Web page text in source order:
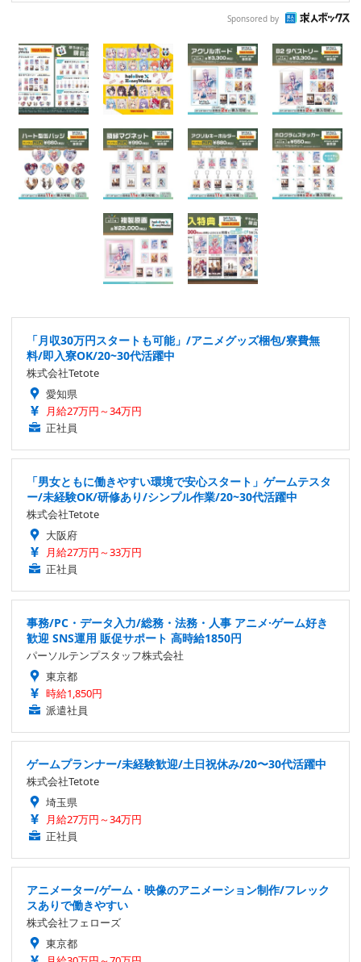
Sponsored by
「月収30万円スタートも可能」/アニメグッズ梱包/寮費無
料/即入寮OK/20~30代活躍中
株式会社Tetote
愛知県
月給27万円～34万円
正社員
「男女ともに働きやすい環境で安心スタート」ゲームテスタ
ー/未経験OK/研修あり/シンプル作業/20~30代活躍中
株式会社Tetote
大阪府
月給27万円～33万円
正社員
事務/PC・データ入力/総務・法務・人事 アニメ·ゲーム好き
歓迎 SNS運用 販促サポート 高時給1850円
パーソルテンプスタッフ株式会社
東京都
時給1,850円
派遣社員
ゲームプランナー/未経験歓迎/土日祝休み/20〜30代活躍中
株式会社Tetote
埼玉県
月給27万円～34万円
正社員
アニメーター/ゲーム・映像のアニメーション制作/フレック
スありで働きやすい
株式会社フェローズ
東京都